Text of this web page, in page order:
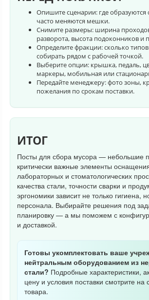
Опишите сценарии: где образуются
часто меняются мешки.
Снимите размеры: ширина
разворота, высота подоконников
Определите фракции: сколько
собирать рядом с рабочей точкой.
Выберите опции: крышка, педаль,
маркеры, мобильная или
Передайте менеджеру: фото зоны,
пожелания по срокам поставки.
ИТОГ
Посты для сбора мусора — небольшие
критически важные элементы
лабораторных и стоматологических
качества стали, точности сварки и
эргономики зависит не только гигиена,
персонала. Выбирайте решения под
планировку — а мы поможем с
и доставкой.
Готовы укомплектовать ваше
нейтральным оборудованием из
стали? Подробные характеристики,
цену и условия поставки смотрите на
товара.